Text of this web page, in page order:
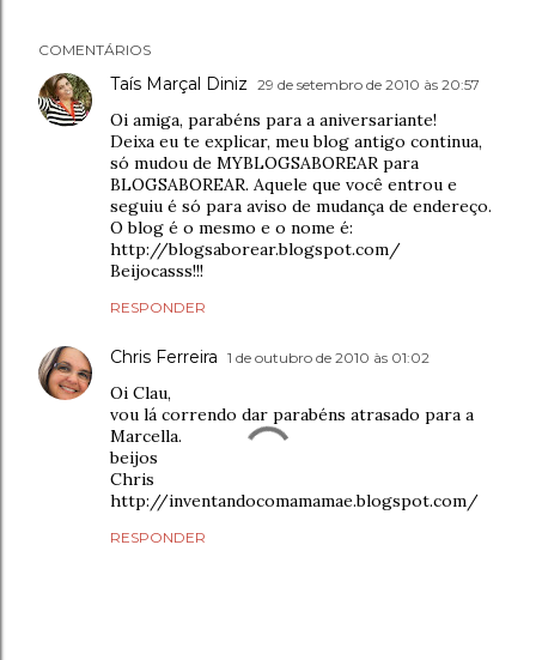
COMENTÁRIOS
Taís Marçal Diniz 29 de setembro de 2010 às 20:57
Oi amiga, parabéns para a aniversariante!
Deixa eu te explicar, meu blog antigo continua,
só mudou de MYBLOGSABOREAR para
BLOGSABOREAR. Aquele que você entrou e
seguiu é só para aviso de mudança de endereço.
O blog é o mesmo e o nome é:
http://blogsaborear.blogspot.com/
Beijocasss!!!
RESPONDER
Chris Ferreira 1 de outubro de 2010 às 01:02
Oi Clau,
vou lá correndo dar parabéns atrasado para a
Marcella.
beijos
Chris
http://inventandocomamamae.blogspot.com/
RESPONDER